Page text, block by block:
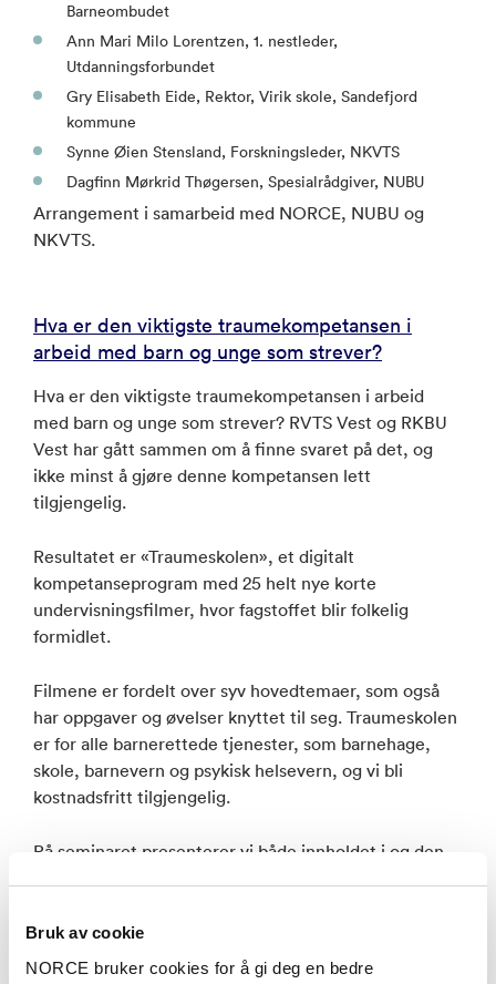
Bruk av cookie
NORCE bruker cookies for å gi deg en bedre
Barneombudet
Ann Mari Milo Lorentzen, 1. nestleder,
Utdanningsforbundet
Gry Elisabeth Eide, Rektor, Virik skole, Sandefjord
kommune
Synne Øien Stensland, Forskningsleder, NKVTS
Dagfinn Mørkrid Thøgersen, Spesialrådgiver, NUBU
Arrangement i samarbeid med NORCE, NUBU og
NKVTS.
Hva er den viktigste traumekompetansen i
arbeid med barn og unge som strever?
Hva er den viktigste traumekompetansen i arbeid
med barn og unge som strever? RVTS Vest og RKBU
Vest har gått sammen om å finne svaret på det, og
ikke minst å gjøre denne kompetansen lett
tilgjengelig.
Resultatet er «Traumeskolen», et digitalt
kompetanseprogram med 25 helt nye korte
undervisningsfilmer, hvor fagstoffet blir folkelig
formidlet.
Filmene er fordelt over syv hovedtemaer, som også
har oppgaver og øvelser knyttet til seg. Traumeskolen
er for alle barnerettede tjenester, som barnehage,
skole, barnevern og psykisk helsevern, og vi bli
kostnadsfritt tilgjengelig.
På seminaret presenterer vi både innholdet i og den
Arrangement i samarbeid med RVTS Vest.